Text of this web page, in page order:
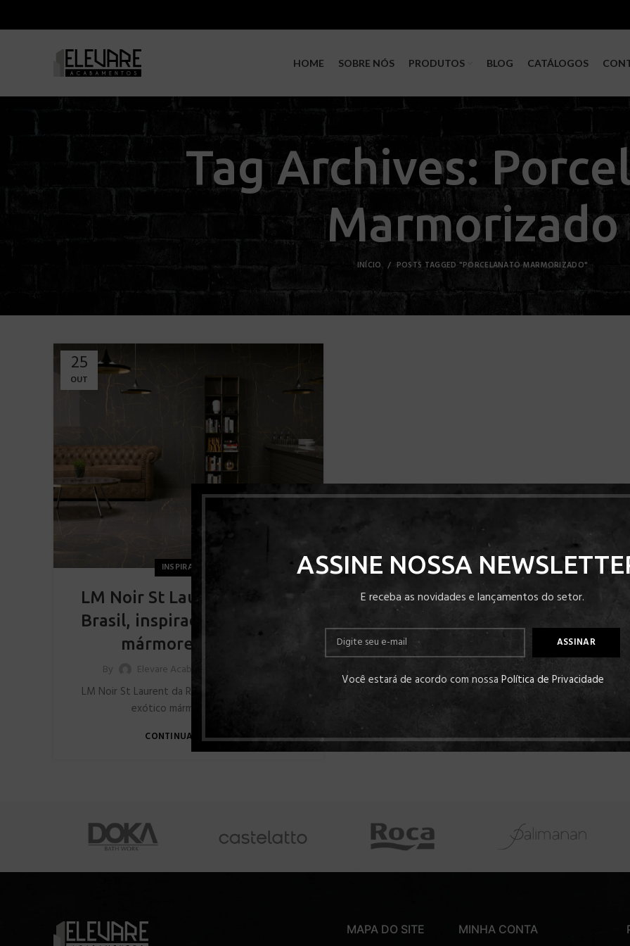
ASSINE NOSSA
E receba as novidades e lançamentos do setor.
Você estará de acordo com nossa Política de Privacidade
HOME SOBRE NÓS PRODUTOS BLOG CATÁLOGOS
Tag Archives:
Marmorizado
INÍCIO POSTS TAGGED "PORCELANATO MARMORIZADO"
25
OUT
INSPIRAÇÕES
LM Noir St Laurent da Roca
Brasil, inspirado no exótico
mármore francês
By Elevare Acabamentos
LM Noir St Laurent da Roca Brasil, inspirado no
exótico mármore francês
CONTINUAR LENDO
MAPA DO SITE MINHA CONTA